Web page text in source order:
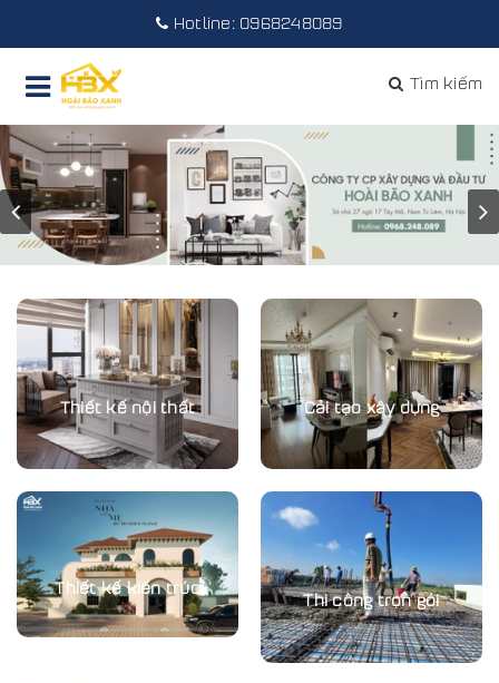
Hotline: 0968248089
Tìm kiếm
Thiết kế nội thất
Thiết kế kiến trúc
Cải tạo xây dựng
Thi công trọn gói